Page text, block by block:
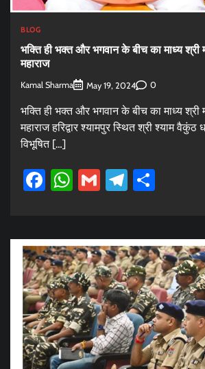
BLOG
भक्ति ही भक्त और भगवान के बीच का माध्य श्री
महाराज
Kamal Sharma May 19, 2024 0
भक्ति ही भक्त और भगवान के बीच का माध्य श्री
महाराज हरिद्वार श्यामपुर स्थित श्री श्याम वैकुंठ
विभूषित […]
Facebook
WhatsApp
GmailTelegram